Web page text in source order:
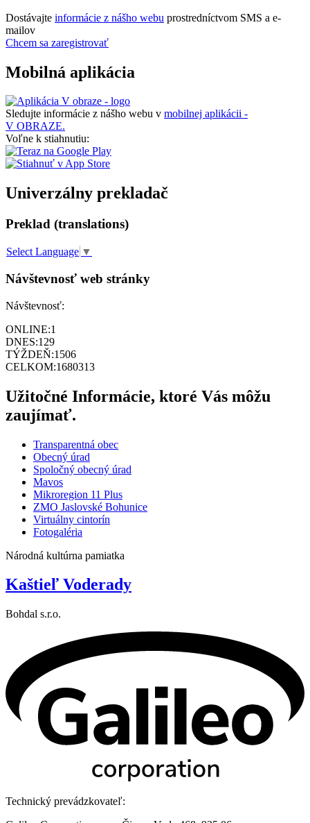
Dostávajte informácie z nášho webu prostredníctvom SMS a e-
mailov
Chcem sa zaregistrovať
Mobilná aplikácia
Sledujte informácie z nášho webu v mobilnej aplikácii -
V OBRAZE.
Voľne k stiahnutiu:
Univerzálny prekladač
Preklad (translations)
Select Language ▼
Návštevnosť web stránky
Návštevnosť:
ONLINE:1
DNES:129
TÝŽDEŇ:1506
CELKOM:1680313
Užitočné Informácie, ktoré Vás môžu
zaujímať.
Transparentná obec
Obecný úrad
Spoločný obecný úrad
Mavos
Mikroregion 11 Plus
ZMO Jaslovské Bohunice
Virtuálny cintorín
Fotogaléria
Národná kultúrna pamiatka
Kaštieľ Voderady
Bohdal s.r.o.
Technický prevádzkovateľ: